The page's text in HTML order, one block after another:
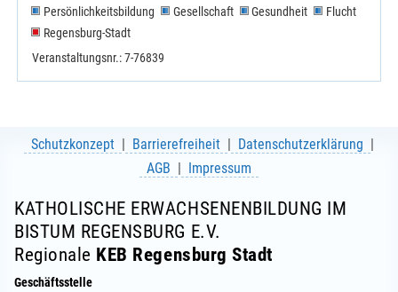
Persönlichkeitsbildung Gesellschaft Gesundheit
Flucht
Regensburg-Stadt
Veranstaltungsnr.: 7-76839
Schutzkonzept Barrierefreiheit
Datenschutzerklärung
AGB
Impressum
KATHOLISCHE ERWACHSENENBILDUNG IM
BISTUM REGENSBURG E.V.
Regionale KEB Regensburg Stadt
Geschäftsstelle